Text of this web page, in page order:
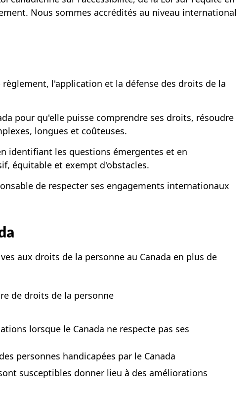
Nous sommes accrédités au niveau international
l'application et la défense des droits de la
pour qu'elle puisse comprendre ses droits, résoudre
longues et coûteuses.
identifiant les questions émergentes et en
équitable et exempt d'obstacles.
de respecter ses engagements internationaux
aux droits de la personne au Canada en plus de
de droits de la personne
lorsque le Canada ne respecte pas ses
personnes handicapées par le Canada
susceptibles donner lieu à des améliorations